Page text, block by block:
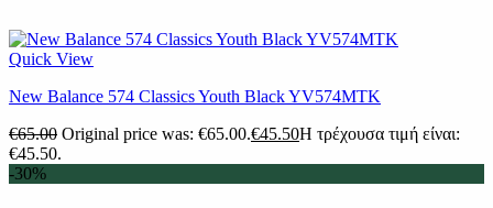
Quick View
New Balance 574 Classics Youth Black YV574MTK
€65.00 Original price was: €65.00.€45.50Η τρέχουσα τιμή είναι:
€45.50.
-30%